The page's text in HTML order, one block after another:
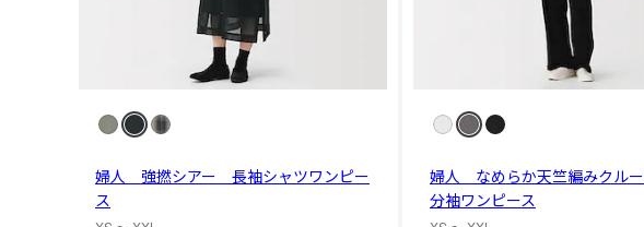
婦人 強撚シアー 長袖シャツワンピー
ス
婦人 なめらか天竺編みクル
分袖ワンピース